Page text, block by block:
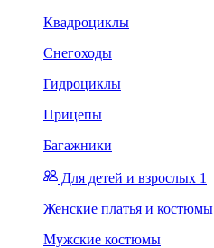
Квадроциклы
Снегоходы
Гидроциклы
Прицепы
Багажники
Для детей и взрослых 1
Женские платья и костюмы
Мужские костюмы